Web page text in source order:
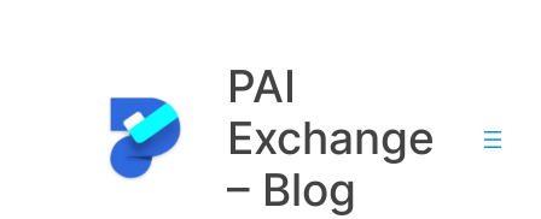
PAI
Exchange
– Blog